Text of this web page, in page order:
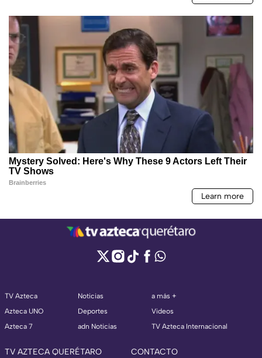
TV Azteca
Azteca UNO
Azteca 7
Noticias
Deportes
adn Noticias
a más +
Videos
TV Azteca Internacional
TV AZTECA QUERÉTARO CONTACTO